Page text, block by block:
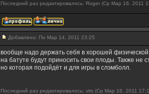
Последний раз редактировалось: Roger (Ср Мар 16, 2011
Добавлено: Пн Мар 14, 2011 23:25
вообще надо держать себя в хорошей физической
на батуте будут приносить свои плоды. Также не
но которая подойдёт и для игры в слэмболл.
Последний раз редактировалось: vits (Ср Мар 16, 2011